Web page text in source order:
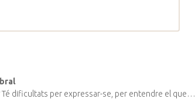
dificultats per expressar-se, per entendre el que…